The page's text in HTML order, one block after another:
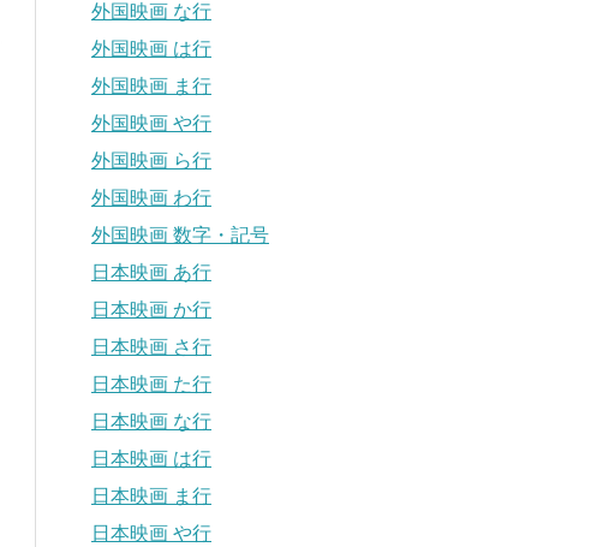
外国映画 な行
外国映画 は行
外国映画 ま行
外国映画 や行
外国映画 ら行
外国映画 わ行
外国映画 数字・記号
日本映画 あ行
日本映画 か行
日本映画 さ行
日本映画 た行
日本映画 な行
日本映画 は行
日本映画 ま行
日本映画 や行